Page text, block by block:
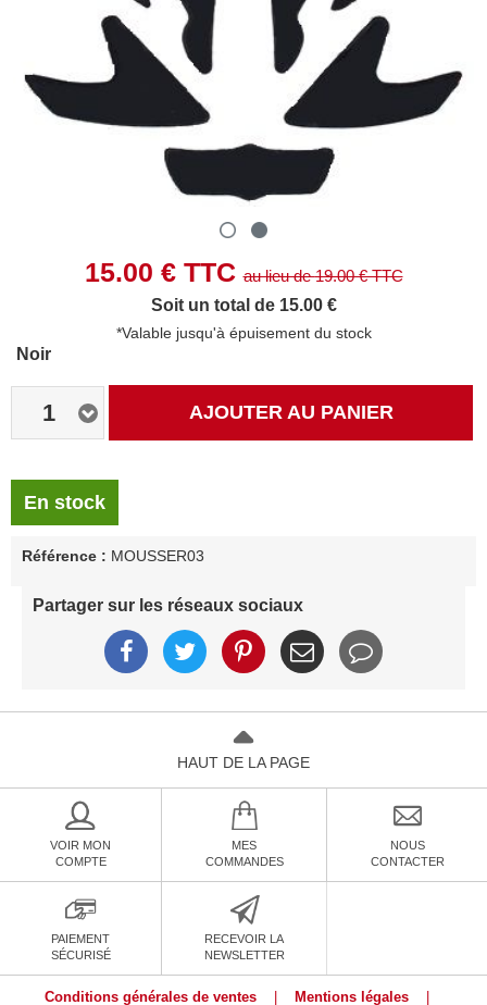
15.00 € TTCau lieu de19.00€ TTC
Soit un total de 15.00 €
*Valable jusqu'à épuisement du stock
Noir
1 AJOUTER AU PANIER
En stock
Référence : MOUSSER03
Partager sur les réseaux sociaux
HAUT DE LA PAGE
VOIR MON
COMPTE
MES
COMMANDES
NOUS
CONTACTER
PAIEMENT
SÉCURISÉ
RECEVOIR LA
NEWSLETTER
Conditions générales de ventes Mentions légales